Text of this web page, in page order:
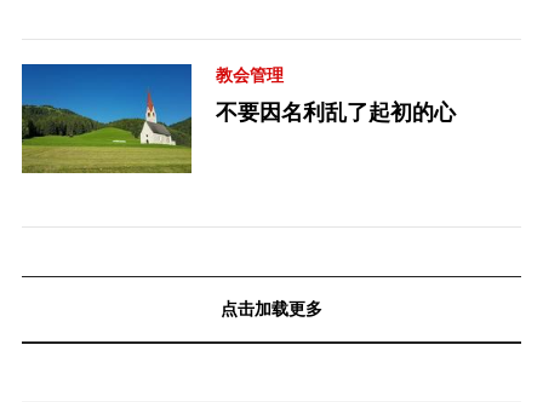
教会管理
不要因名利乱了起初的心
点击加载更多